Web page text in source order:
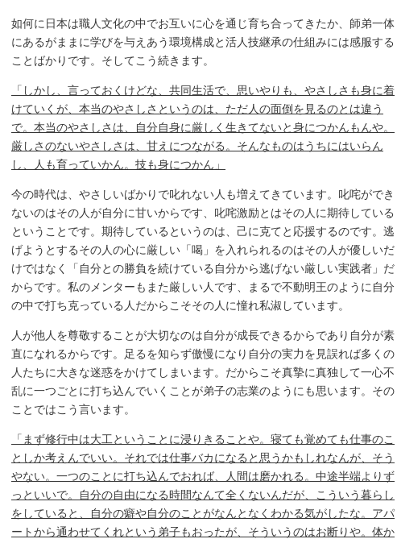
如何に日本は職人文化の中でお互いに心を通じ育ち合ってきたか、師弟一体
にあるがままに学びを与えあう環境構成と活人技継承の仕組みには感服する
ことばかりです。そしてこう続きます。
「しかし、言っておくけどな、共同生活で、思いやりも、やさしさも身に着
けていくが、本当のやさしさというのは、ただ人の面倒を見るのとは違う
で。本当のやさしさは、自分自身に厳しく生きてないと身につかんもんや。
厳しさのないやさしさは、甘えにつながる。そんなものはうちにはいらん
し、人も育っていかん。技も身につかん」
今の時代は、やさしいばかりで叱れない人も増えてきています。叱咤ができ
ないのはその人が自分に甘いからです、叱咤激励とはその人に期待している
ということです。期待しているというのは、己に克てと応援するのです。逃
げようとするその人の心に厳しい「喝」を入れられるのはその人が優しいだ
けではなく「自分との勝負を続けている自分から逃げない厳しい実践者」だ
からです。私のメンターもまた厳しい人です、まるで不動明王のように自分
の中で打ち克っている人だからこそその人に憧れ私淑しています。
人が他人を尊敬することが大切なのは自分が成長できるからであり自分が素
直になれるからです。足るを知らず傲慢になり自分の実力を見誤れば多くの
人たちに大きな迷惑をかけてしまいます。だからこそ真摯に真独して一心不
乱に一つごとに打ち込んでいくことが弟子の志業のようにも思います。その
ことではこう言います。
「まず修行中は大工ということに浸りきることや。寝ても覚めても仕事のこ
としか考えんでいい。それでは仕事バカになると思うかもしれなんが、そう
やない。一つのことに打ち込んでおれば、人間は磨かれる。中途半端よりず
っといいで。自分の自由になる時間なんて全くないんだが、こういう暮らし
をしていると、自分の癖や自分のことがなんとなくわかる気がしたな。アパ
ートから通わせてくれという弟子もおったが、そういうのはお断りや。体か